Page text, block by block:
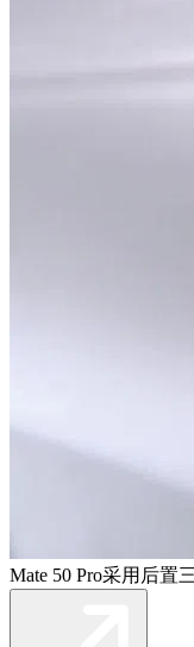
Mate 50 Pro采用后置